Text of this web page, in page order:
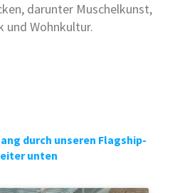
darunter Muschelkunst,
und Wohnkultur.
durch unseren Flagship-
unten